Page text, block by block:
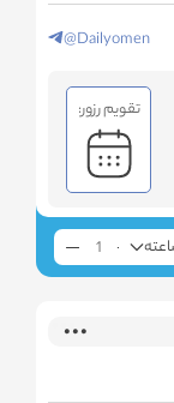
@Dailyomen
تقویم رزور: